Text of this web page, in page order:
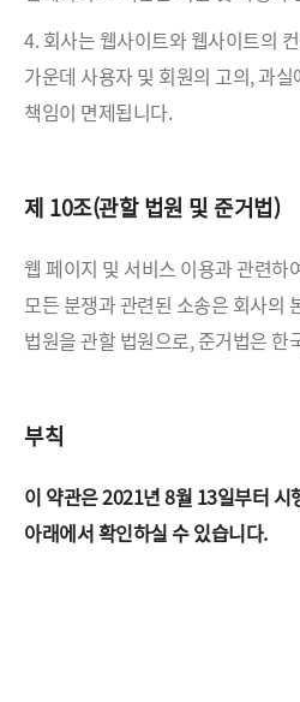
4. 회사는 웹사이트와 웹사이트의
가운데 사용자 및 회원의 고의, 과
책임이 면제됩니다.
제 10조(관할 법원 및 준거법)
웹 페이지 및 서비스 이용과 관련하
모든 분쟁과 관련된 소송은 회사의
법원을 관할 법원으로, 준거법은 한
부칙
이 약관은 2021년 8월 13일부터 시
아래에서 확인하실 수 있습니다.